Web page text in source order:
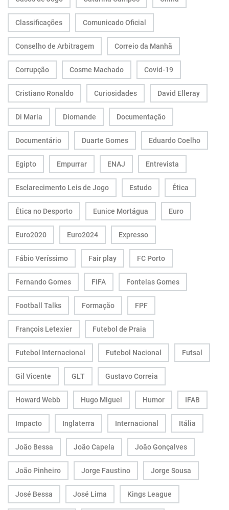
Classificações Comunicado Oficial
Conselho de Arbitragem Correio da Manhã
Corrupção Cosme Machado Covid-19
Cristiano Ronaldo Curiosidades David Elleray
Di Maria Diomande Documentação
Documentário Duarte Gomes Eduardo Coelho
Egipto Empurrar ENAJ Entrevista
Esclarecimento Leis de Jogo Estudo Ética
Ética no Desporto Eunice Mortágua Euro
Euro2020 Euro2024 Expresso
Fábio Veríssimo Fair play FC Porto
Fernando Gomes FIFA Fontelas Gomes
Football Talks Formação FPF
François Letexier Futebol de Praia
Futebol Internacional Futebol Nacional Futsal
Gil Vicente GLT Gustavo Correia
Howard Webb Hugo Miguel Humor IFAB
Impacto Inglaterra Internacional Itália
João Bessa João Capela João Gonçalves
João Pinheiro Jorge Faustino Jorge Sousa
José Bessa José Lima Kings League